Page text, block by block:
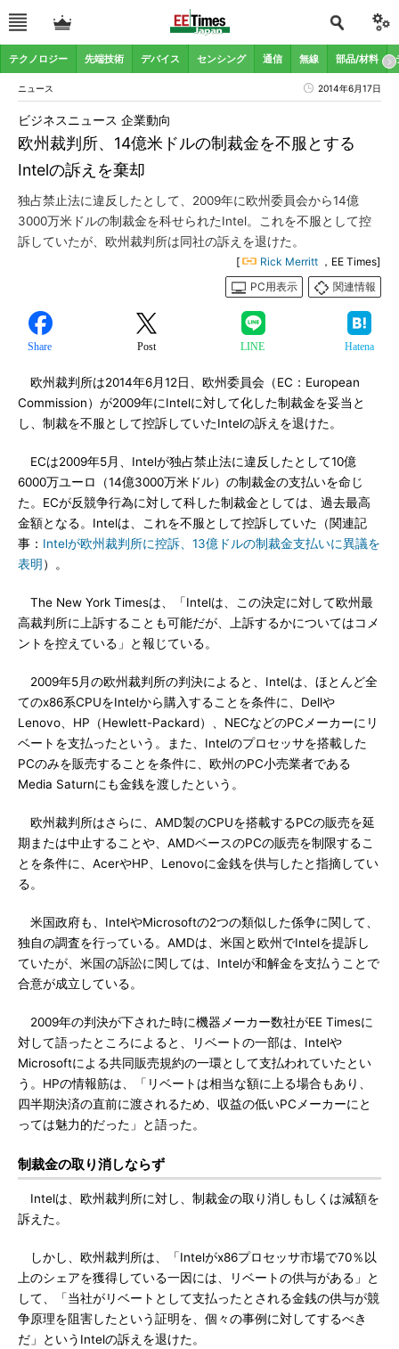
テクノロジー 先端技術 デバイス センシング 通信 無線 部品/材料
ニュース 2014年6月17日
欧州裁判所、14億米ドルの制裁金を不服とする
Intelの訴えを棄却
ビジネスニュース 企業動向
独占禁止法に違反したとして、2009年に欧州委員会から14億
3000万米ドルの制裁金を科せられたIntel。これを不服として控
訴していたが、欧州裁判所は同社の訴えを退けた。
[ Rick Merritt ，EE Times]
PC用表示
関連情報
Share Post LINE Hatena
欧州裁判所は2014年6月12日、欧州委員会（EC：European
Commission）が2009年にIntelに対して化した制裁金を妥当と
し、制裁を不服として控訴していたIntelの訴えを退けた。
ECは2009年5月、Intelが独占禁止法に違反したとして10億
6000万ユーロ（14億3000万米ドル）の制裁金の支払いを命じ
た。ECが反競争行為に対して科した制裁金としては、過去最高
金額となる。Intelは、これを不服として控訴していた（関連記
事： Intelが欧州裁判所に控訴、13億ドルの制裁金支払いに異議を
表明 ）。
The New York Timesは、「Intelは、この決定に対して欧州最
高裁判所に上訴することも可能だが、上訴するかについてはコメ
ントを控えている」と報じている。
2009年5月の欧州裁判所の判決によると、Intelは、ほとんど全
てのx86系CPUをIntelから購入することを条件に、Dellや
Lenovo、HP（Hewlett-Packard）、NECなどのPCメーカーにリ
ベートを支払ったという。また、Intelのプロセッサを搭載した
PCのみを販売することを条件に、欧州のPC小売業者である
Media Saturnにも金銭を渡したという。
欧州裁判所はさらに、AMD製のCPUを搭載するPCの販売を延
期または中止することや、AMDベースのPCの販売を制限するこ
とを条件に、AcerやHP、Lenovoに金銭を供与したと指摘してい
る。
米国政府も、IntelやMicrosoftの2つの類似した係争に関して、
独自の調査を行っている。AMDは、米国と欧州でIntelを提訴し
ていたが、米国の訴訟に関しては、Intelが和解金を支払うことで
合意が成立している。
2009年の判決が下された時に機器メーカー数社がEE Timesに
対して語ったところによると、リベートの一部は、Intelや
Microsoftによる共同販売規約の一環として支払われていたとい
う。HPの情報筋は、「リベートは相当な額に上る場合もあり、
四半期決済の直前に渡されるため、収益の低いPCメーカーにと
っては魅力的だった」と語った。
制裁金の取り消しならず
Intelは、欧州裁判所に対し、制裁金の取り消しもしくは減額を
訴えた。
しかし、欧州裁判所は、「Intelがx86プロセッサ市場で70％以
上のシェアを獲得している一因には、リベートの供与がある」と
して、「当社がリベートとして支払ったとされる金銭の供与が競
争原理を阻害したという証明を、個々の事例に対してするべき
だ」というIntelの訴えを退けた。